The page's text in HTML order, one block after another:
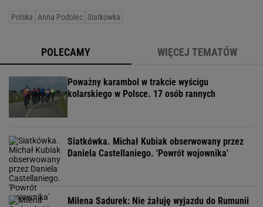
Polska Anna Podolec Siatkówka
POLECAMY WIĘCEJ TEMATÓW
Poważny karambol w trakcie wyścigu
kolarskiego w Polsce. 17 osób rannych
Siatkówka. Michał Kubiak obserwowany przez
Daniela Castellaniego. 'Powrót wojownika'
Milena Sadurek: Nie żałuję wyjazdu do Rumunii